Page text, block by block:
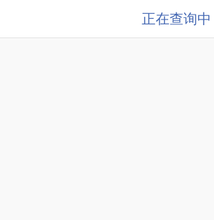
正在查询中